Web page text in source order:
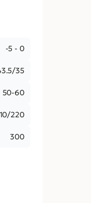
-5 - 0
35
50-60
220
300